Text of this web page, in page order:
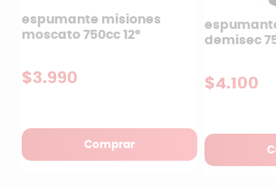
espumante misiones
moscato 750cc 12°
$3.990
Comprar
demisec
$4.100